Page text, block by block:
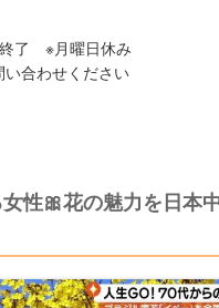
了 ※月曜日休み
合わせください
性🎀花の魅力を日本